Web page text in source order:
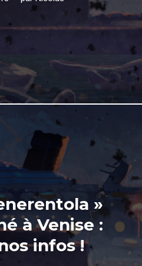
»
à Venise :
infos !